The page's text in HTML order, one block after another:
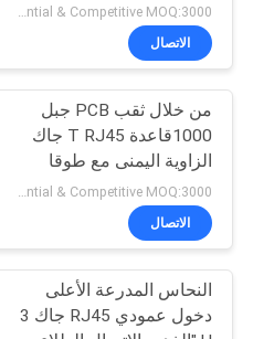
خريطة
الموقع
سياسة
الخصوصية
PCB RJ45 جاك
16
RJ45 100قاعدة T
11
إيثرنت
Preferential & Competitive MOQ:3000
الاتصال
من خلال ثقب PCB جبل
1000قاعدة T RJ45 جاك
الزاوية اليمنى مع طوقا
EMI
Preferential & Competitive MOQ:3000
الاتصال
النحاس المدرعة الأعلى
دخول عمودي RJ45 جاك 3